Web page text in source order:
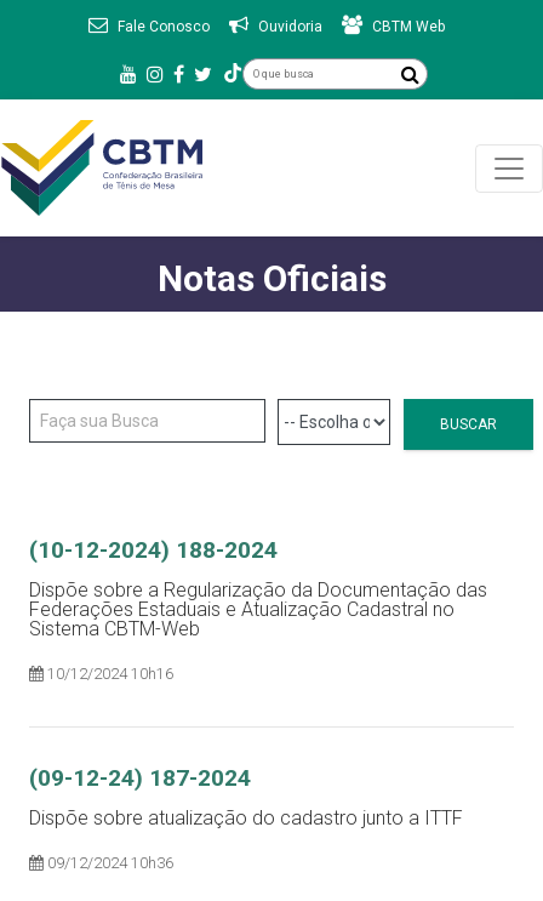
Fale Conosco Ouvidoria CBTM Web
Notas Oficiais
BUSCAR
(10-12-2024) 188-2024
Dispõe sobre a Regularização da Documentação das
Federações Estaduais e Atualização Cadastral no
Sistema CBTM-Web
10/12/2024 10h16
(09-12-24) 187-2024
Dispõe sobre atualização do cadastro junto a ITTF
09/12/2024 10h36